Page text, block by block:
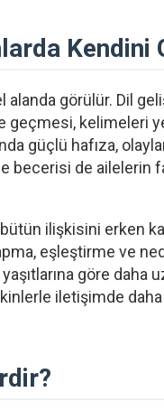
Kendini
görülür. Dil
geçmesi, kelimeleri
güçlü hafıza,
becerisi de ailelerin
ilişkisini erken
eşleştirme ve
göre daha
iletişimde